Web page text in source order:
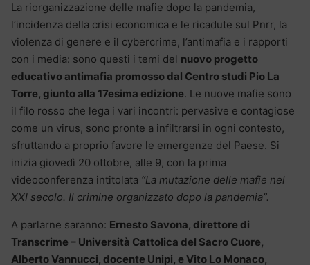
La riorganizzazione delle mafie dopo la pandemia,
l’incidenza della crisi economica e le ricadute sul Pnrr, la
violenza di genere e il cybercrime, l’antimafia e i rapporti
con i media: sono questi i temi del nuovo progetto
educativo antimafia promosso dal Centro studi Pio La
Torre, giunto alla 17esima edizione. Le nuove mafie sono
il filo rosso che lega i vari incontri: pervasive e contagiose
come un virus, sono pronte a infiltrarsi in ogni contesto,
sfruttando a proprio favore le emergenze del Paese. Si
inizia giovedì 20 ottobre, alle 9, con la prima
videoconferenza intitolata “La mutazione delle mafie nel
XXI secolo. Il crimine organizzato dopo la pandemia”.
A parlarne saranno: Ernesto Savona, direttore di
Transcrime – Università Cattolica del Sacro Cuore,
Alberto Vannucci, docente Unipi, e Vito Lo Monaco,